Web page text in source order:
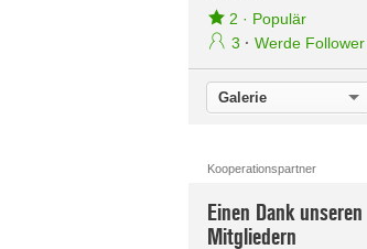
2 · Populär
3 · Werde Follower
Galerie
Kooperationspartner
Einen Dank unseren
Mitgliedern